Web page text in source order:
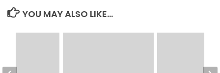
YOU MAY ALSO LIKE...